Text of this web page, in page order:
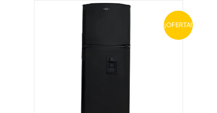
¡OFERTA!